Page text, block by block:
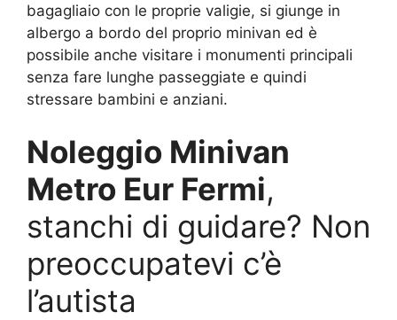
bagagliaio con le proprie valigie, si giunge in
albergo a bordo del proprio minivan ed è
possibile anche visitare i monumenti principali
senza fare lunghe passeggiate e quindi
stressare bambini e anziani.
Noleggio Minivan
Metro Eur Fermi,
stanchi di guidare? Non
preoccupatevi c’è
l’autista